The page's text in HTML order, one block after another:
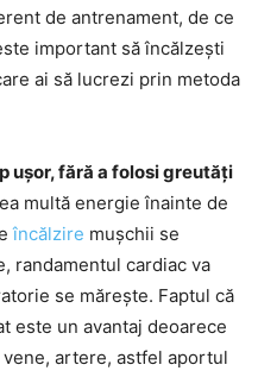
de antrenament, de ce
important să încălzești
ai să lucrezi prin metoda
ușor, fără a folosi greutăți
multă energie înainte de
încălzire mușchii se
randamentul cardiac va
se mărește. Faptul că
este un avantaj deoarece
artere, astfel aportul